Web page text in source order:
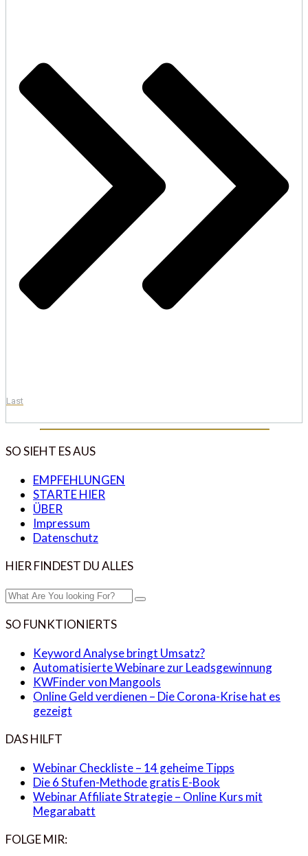
Last
SO SIEHT ES AUS
EMPFEHLUNGEN
STARTE HIER
ÜBER
Impressum
Datenschutz
HIER FINDEST DU ALLES
SO FUNKTIONIERTS
Keyword Analyse bringt Umsatz?
Automatisierte Webinare zur Leadsgewinnung
KWFinder von Mangools
Online Geld verdienen – Die Corona-Krise hat es
gezeigt
DAS HILFT
Webinar Checkliste – 14 geheime Tipps
Die 6 Stufen-Methode gratis E-Book
Webinar Affiliate Strategie – Online Kurs mit
Megarabatt
FOLGE MIR: